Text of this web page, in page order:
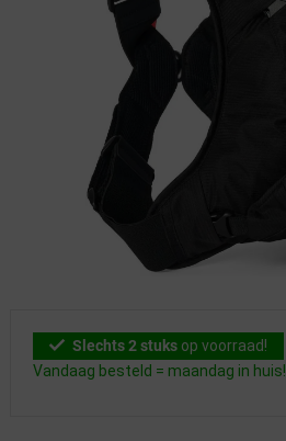
Slechts 2 stuks op voorraad!
Vandaag besteld = maandag in huis!